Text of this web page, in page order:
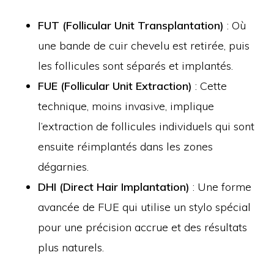
FUT (Follicular Unit Transplantation) : Où
une bande de cuir chevelu est retirée, puis
les follicules sont séparés et implantés.
FUE (Follicular Unit Extraction) : Cette
technique, moins invasive, implique
l’extraction de follicules individuels qui sont
ensuite réimplantés dans les zones
dégarnies.
DHI (Direct Hair Implantation) : Une forme
avancée de FUE qui utilise un stylo spécial
pour une précision accrue et des résultats
plus naturels.